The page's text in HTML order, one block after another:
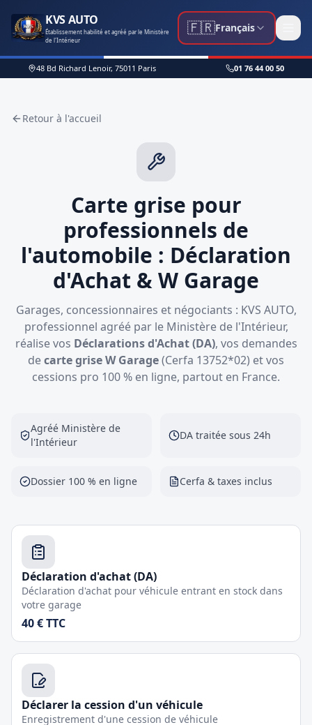
KVS AUTO
Établissement habilité et agréé par le Ministère
de l'Intérieur
🇫🇷Français
48 Bd Richard Lenoir, 75011 Paris 01 76 44 00 50
Retour à l'accueil
Carte grise pour
professionnels de
l'automobile : Déclaration
d'Achat & W Garage
Garages, concessionnaires et négociants : KVS AUTO,
professionnel agréé par le Ministère de l'Intérieur,
réalise vos Déclarations d'Achat (DA), vos demandes
decarte grise W Garage(Cerfa 13752*02) et vos
cessions pro 100 % en ligne, partout en France.
Agréé Ministère de
l'Intérieur
DA traitée sous 24h
Dossier 100 % en ligne Cerfa & taxes inclus
Déclaration d'achat (DA)
Déclaration d'achat pour véhicule entrant en stock dans
votre garage
40 € TTC
Déclarer la cession d'un véhicule
Enregistrement d'une cession de véhicule